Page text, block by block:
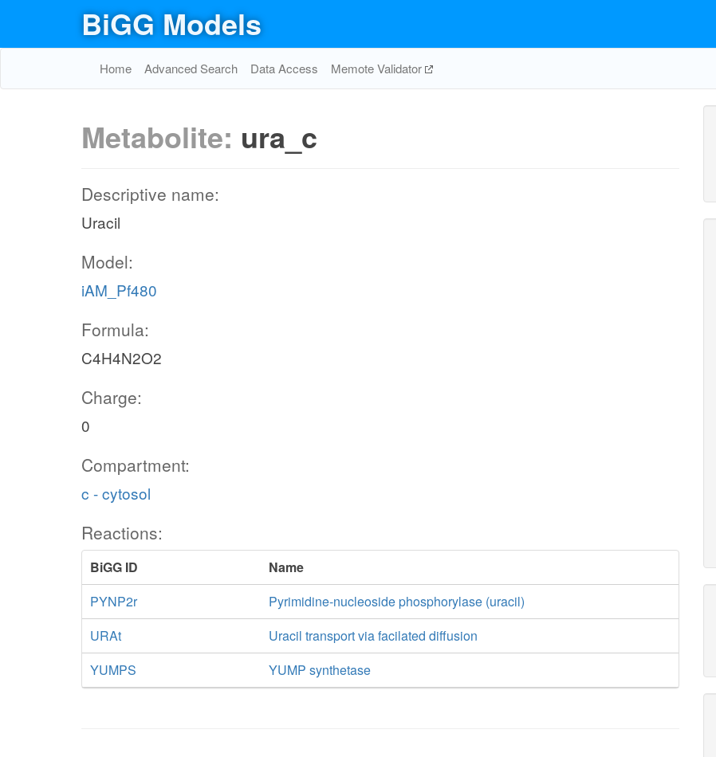
BiGG Models
Home Advanced Search Data Access Memote Validator
Metabolite: ura_c
Descriptive name:
Uracil
Model:
iAM_Pf480
Formula:
C4H4N2O2
Charge:
0
Compartment:
c - cytosol
Reactions:
BiGG ID
Name
PYNP2r
Pyrimidine-nucleoside phosphorylase (uracil)
URAt
Uracil transport via facilated diffusion
YUMPS
YUMP synthetase